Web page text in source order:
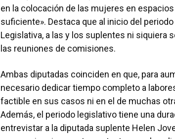
en la colocación de las mujeres en
suficiente». Destaca que al inicio del
Legislativa, a las y los suplentes ni siquiera
las reuniones de comisiones.
Ambas diputadas coinciden en que, para
necesario dedicar tiempo completo a
factible en sus casos ni en el de muchas
Además, el periodo legislativo tiene una
entrevistar a la diputada suplente Helen